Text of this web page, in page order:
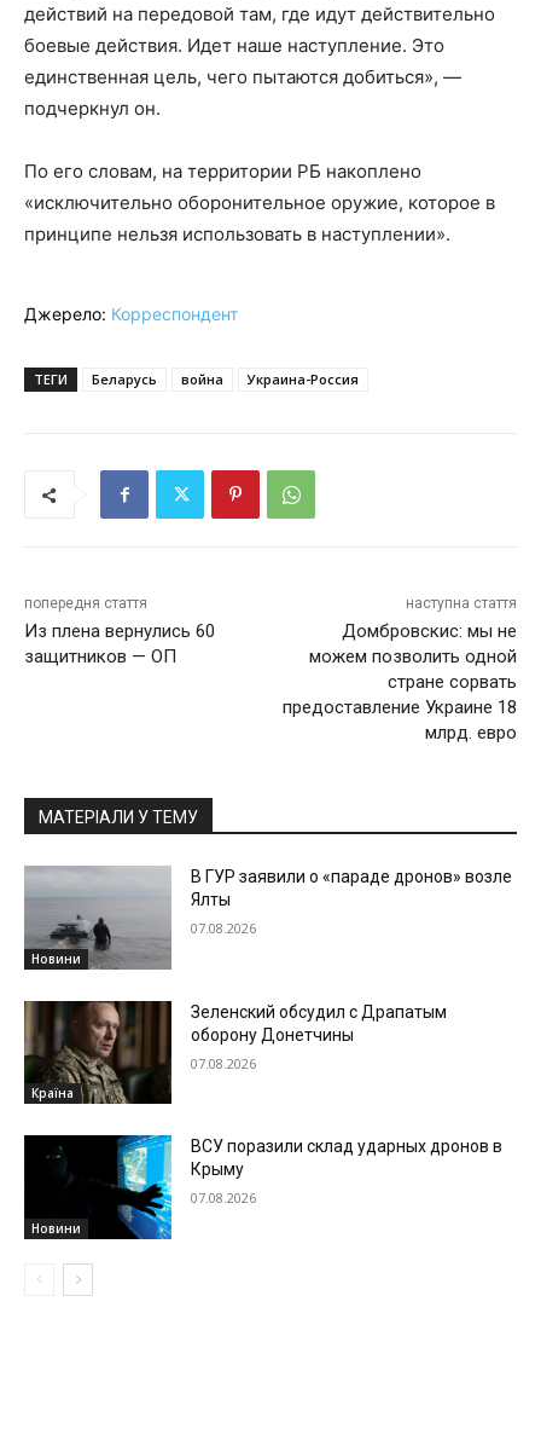
действий на передовой там, где идут действительно
боевые действия. Идет наше наступление. Это
единственная цель, чего пытаются добиться», —
подчеркнул он.
По его словам, на территории РБ накоплено
«исключительно оборонительное оружие, которое в
принципе нельзя использовать в наступлении».
Джерело: Корреспондент
ТЕГИ Беларусь война Украина-Россия
попередня стаття
Из плена вернулись 60
защитников — ОП
наступна стаття
Домбровскис: мы не
можем позволить одной
стране сорвать
предоставление Украине 18
млрд. евро
МАТЕРІАЛИ У ТЕМУ
Новини
В ГУР заявили о «параде дронов» возле
Ялты
07.08.2026
Країна
Зеленский обсудил с Драпатым
оборону Донетчины
07.08.2026
Новини
ВСУ поразили склад ударных дронов в
Крыму
07.08.2026